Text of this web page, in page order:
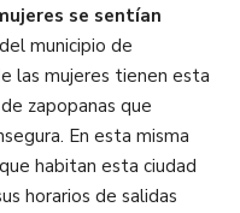
se sentían
municipio de
las mujeres tienen esta
zapopanas que
En esta misma
habitan esta ciudad
horarios de salidas